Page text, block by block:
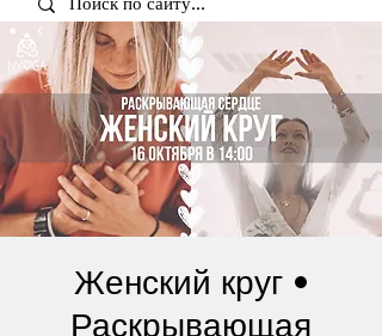
Женский круг •
Раскрывающая